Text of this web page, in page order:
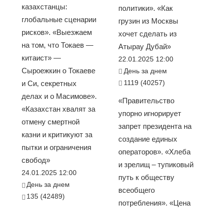
казахстанцы:
глобальные сценарии
рисков». «Выезжаем
на том, что Токаев —
китаист» —
Сыроежкин о Токаеве
и Си, секретных
делах и о Масимове».
«Казахстан хвалят за
отмену смертной
казни и критикуют за
пытки и ограничения
свобод»
24.01.2025 12:00
День за днем
135 (42489)
политики». «Как
грузин из Москвы
хочет сделать из
Атырау Дубай»
22.01.2025 12:00
День за днем
1119 (40257)
«Правительство
упорно игнорирует
запрет президента на
создание единых
операторов». «Хлеба
и зрелищ – тупиковый
путь к обществу
всеобщего
потребления». «Цена